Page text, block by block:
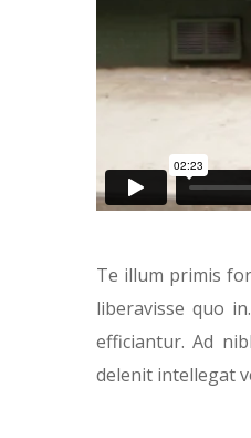
Te illum primis
liberavisse quo
efficiantur. Ad
delenit intellegat